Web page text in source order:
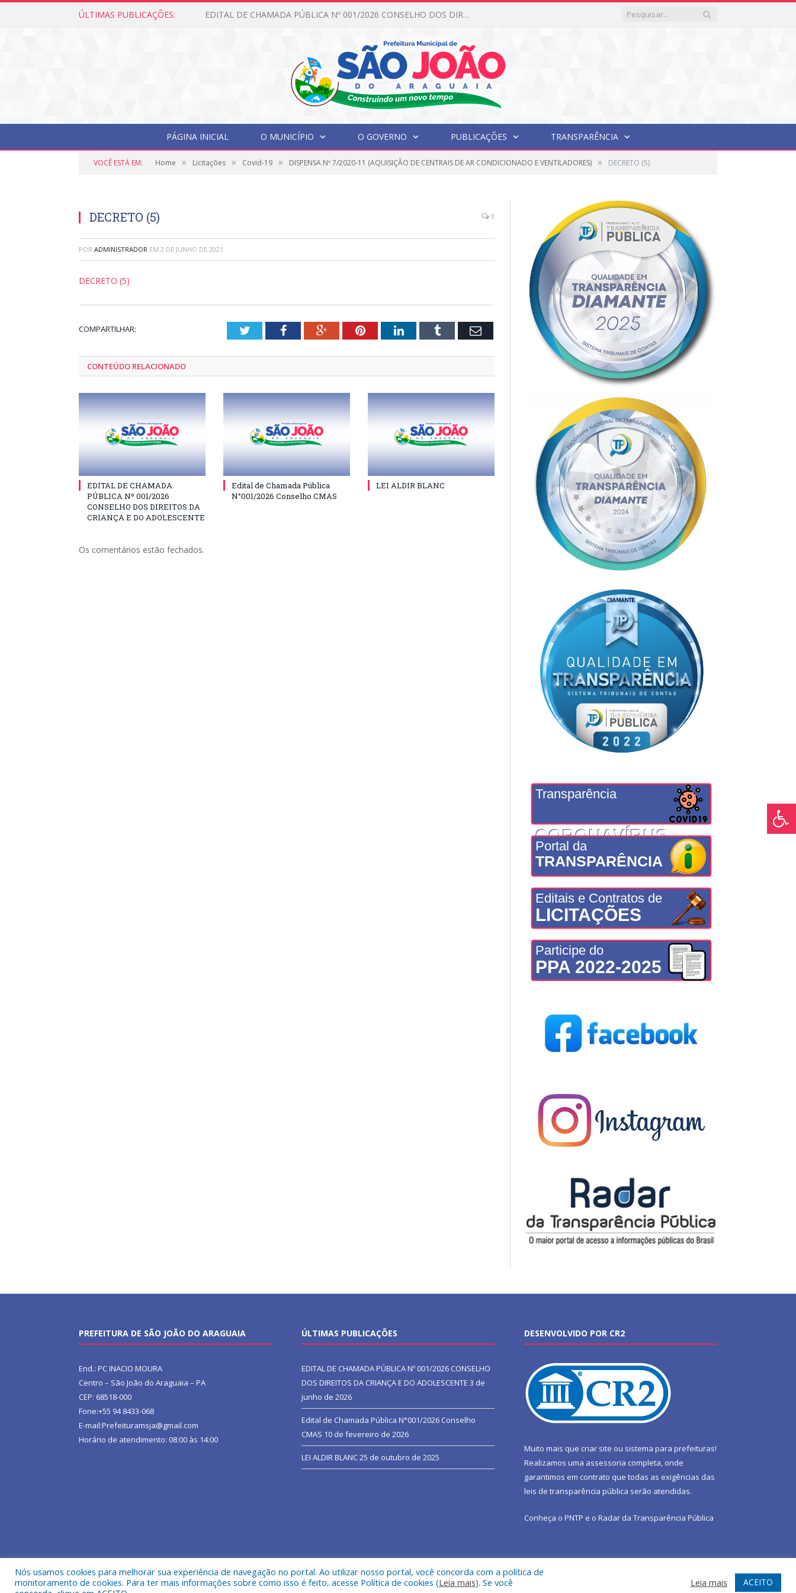
ÚLTIMAS PUBLICAÇÕES: Edital de Chamada Pública N°001/2026 Conselho CMAS
PÁGINA INICIAL O MUNICÍPIO O GOVERNO PUBLICAÇÕES TRANSPARÊNCIA
VOCÊ ESTÁ EM: Home » Licitações » Covid-19 » DISPENSA Nº 7/2020-11 (AQUISIÇÃO DE CENTRAIS DE AR CONDICIONADO E VENTILADORES) » DECRETO (5)
DECRETO (5) 0
POR ADMINISTRADOR EM 2 DE JUNHO DE 2021
DECRETO (5)
COMPARTILHAR: TwitterFacebookGoogle+PinterestLinkedInTumblr Email
CONTEÚDO RELACIONADO
EDITAL DE CHAMADA
PÚBLICA Nº 001/2026
CONSELHO DOS DIREITOS DA
CRIANÇA E DO ADOLESCENTE
Edital de Chamada Pública
N°001/2026 Conselho CMAS
LEI ALDIR BLANC
Os comentários estão fechados.
Transparência
CORONAVÍRUS
Portal da
TRANSPARÊNCIA
Editais e Contratos de
LICITAÇÕES
Participe do
PPA 2022-2025
PREFEITURA DE SÃO JOÃO DO ARAGUAIA
End.: PC INACIO MOURA
Centro – São João do Araguaia – PA
CEP: 68518-000
Fone:+55 94 8433-068
E-mail:Prefeituramsja@gmail.com
Horário de atendimento: 08:00 às 14:00
ÚLTIMAS PUBLICAÇÕES
EDITAL DE CHAMADA PÚBLICA Nº 001/2026 CONSELHO
DOS DIREITOS DA CRIANÇA E DO ADOLESCENTE 3 de
junho de 2026
Edital de Chamada Pública N°001/2026 Conselho
CMAS 10 de fevereiro de 2026
LEI ALDIR BLANC25 de outubro de 2025
DESENVOLVIDO POR CR2
Muito mais que criar site ou sistema para prefeituras!
Realizamos uma assessoria completa, onde
garantimos em contrato que todas as exigências das
leis de transparência pública serão atendidas.
Conheça o PNTP e o Radar da Transparência Pública
Todos os direitos reservados a Prefeitura Municipal de São João do Araguaia. Mapa do Site Acessar Webmail
Nós usamos cookies para melhorar sua experiência de navegação no portal. Ao utilizar nosso portal, você concorda com a política de
monitoramento de cookies. Para ter mais informações sobre como isso é feito, acesse Política de cookies (Leia mais). Se você
Leia mais ACEITO